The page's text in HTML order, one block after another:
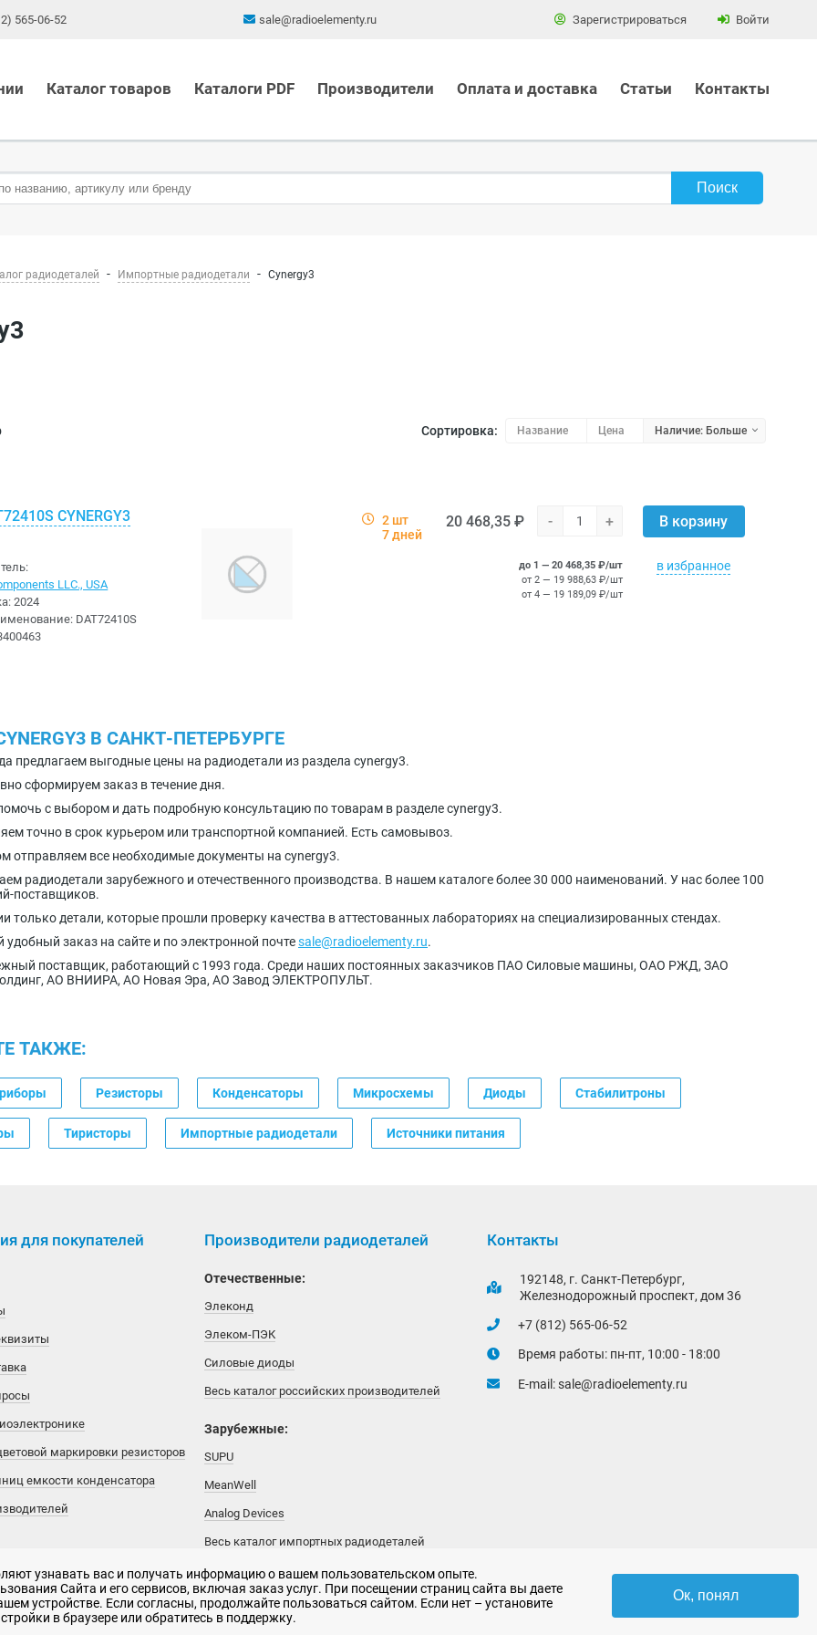
565-06-52 sale@radioelementy.ru Зарегистрироваться Войти
Каталог товаров Каталоги PDF Производители Оплата и доставка Статьи Контакты
радиодеталей Импортные радиодетали Cynergy3
Сортировка: Название Цена Наличие: Больше
CYNERGY3
LLC., USA
2024
DAT72410S
2 шт
7 дней
20 468,35 ₽ - + В корзину
до 1 — 20 468,35 ₽/шт
от 2 — 19 988,63 ₽/шт
от 4 — 19 189,09 ₽/шт
в избранное
В САНКТ-ПЕТЕРБУРГЕ
предлагаем выгодные цены на радиодетали из раздела cynergy3.
сформируем заказ в течение дня.
с выбором и дать подробную консультацию по товарам в разделе cynergy3.
точно в срок курьером или транспортной компанией. Есть самовывоз.
отправляем все необходимые документы на cynergy3.
радиодетали зарубежного и отечественного производства. В нашем каталоге более 30 000 наименований. У нас более 100
поставщиков.
только детали, которые прошли проверку качества в аттестованных лабораториях на специализированных стендах.
заказ на сайте и по электронной почтеsale@radioelementy.ru.
поставщик, работающий с 1993 года. Среди наших постоянных заказчиков ПАО Силовые машины, ОАО РЖД, ЗАО
АО ВНИИРА, АО Новая Эра, АО Завод ЭЛЕКТРОПУЛЬТ.
ТАКЖЕ:
Резисторы Конденсаторы Микросхемы Диоды Стабилитроны
Тиристоры Импортные радиодетали Источники питания
для покупателей
маркировки резисторов
емкости конденсатора
Производители радиодеталей
Отечественные:
Элеконд
Элеком-ПЭК
Силовые диоды
Весь каталог российских производителей
Зарубежные:
SUPU
MeanWell
Analog Devices
Весь каталог импортных радиодеталей
Контакты
192148, г. Санкт-Петербург,
Железнодорожный проспект, дом 36
+7 (812) 565-06-52
Время работы: пн-пт, 10:00 - 18:00
E-mail:sale@radioelementy.ru
и не является публичной офертой
узнавать вас и получать информацию о вашем пользовательском опыте.
Сайта и его сервисов, включая заказ услуг. При посещении страниц сайта вы даете
устройстве. Если согласны, продолжайте пользоваться сайтом. Если нет – установите
в браузере или обратитесь в поддержку.
Ок, понял